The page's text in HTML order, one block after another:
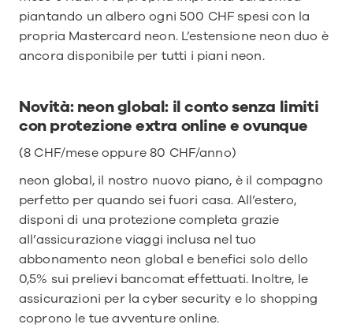
piantando un albero ogni 500 CHF spesi con la
propria Mastercard neon. L’estensione neon duo è
ancora disponibile per tutti i piani neon.
Novità: neon global: il conto senza limiti
con protezione extra online e ovunque
(8 CHF/mese oppure 80 CHF/anno)
neon global, il nostro nuovo piano, è il compagno
perfetto per quando sei fuori casa. All’estero,
disponi di una protezione completa grazie
all’assicurazione viaggi inclusa nel tuo
abbonamento neon global e benefici solo dello
0,5% sui prelievi bancomat effettuati. Inoltre, le
assicurazioni per la cyber security e lo shopping
coprono le tue avventure online.